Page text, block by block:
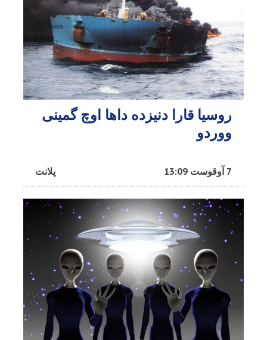
روسیا قارا دنیزده داها اوچ گمینی
ووردو
پلانت 7 آوقوست 13:09